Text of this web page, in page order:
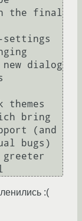
the final
settings
dialog
themes
bring
(and
bugs)
greeter
:(